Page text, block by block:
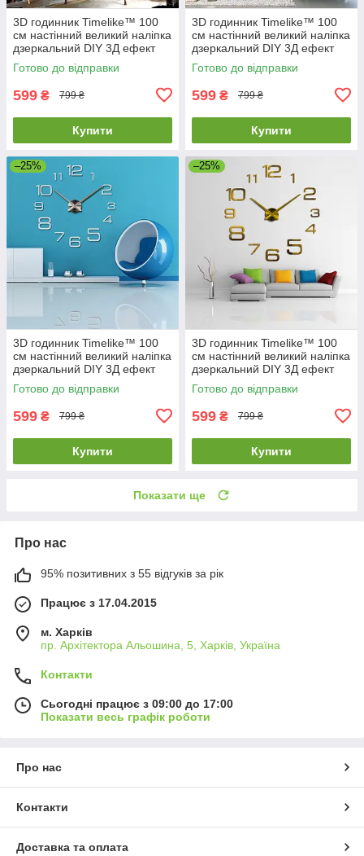
3D годинник Timelike™ 100
см настінний великий наліпка
дзеркальний DIY 3Д ефект
Написи-B чорний
Готово до відправки
599 ₴ 799 ₴
Купити
3D годинник Timelike™ 100
см настінний великий наліпка
дзеркальний DIY 3Д ефект
Написи-G золотистий
Готово до відправки
599 ₴ 799 ₴
Купити
–25%
3D годинник Timelike™ 100
см настінний великий наліпка
дзеркальний DIY 3Д ефект
Арабські3-S сріблястий
Готово до відправки
599 ₴ 799 ₴
Купити
–25%
3D годинник Timelike™ 100
см настінний великий наліпка
дзеркальний DIY 3Д ефект
Арабські3-G золотистий
Готово до відправки
599 ₴ 799 ₴
Купити
Показати ще
Про нас
95% позитивних з 55 відгуків за рік
Працює з 17.04.2015
м. Харків
пр. Архітектора Альошина, 5, Харків, Україна
Контакти
Сьогодні працює з 09:00 до 17:00
Показати весь графік роботи
Про нас
Контакти
Доставка та оплата